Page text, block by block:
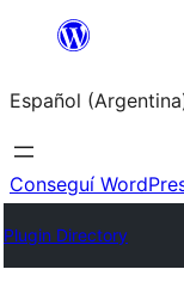
Saltar
contenido
Español
Conseguí
Plugin Directory